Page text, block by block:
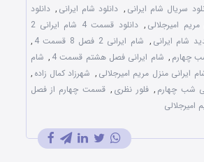
سریال شام ایرانی , دانلود شام ایرانی , دانلود
امیرجلالی ,
دانلود قسمت 4 شام ایرانی 2
شام ایرانی , شام ایرانی 2 فصل 8 قسمت 4
,
, شام ایرانی فصل هشتم قسمت 4 , شام
ایرانی منزل مریم امیرجلالی , شهرزاد کمال زاده ,
شب چهارم , فلور نظری , قسمت چهارم از فصل
امیرجلالی